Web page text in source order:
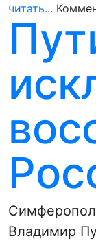
читать...
Владимир